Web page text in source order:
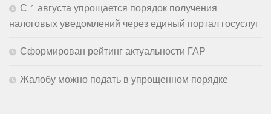
С 1 августа упрощается порядок получения
налоговых уведомлений через единый портал госуслуг
Сформирован рейтинг актуальности ГАР
Жалобу можно подать в упрощенном порядке